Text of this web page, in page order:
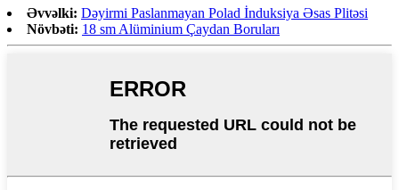
Əvvəlki: Dəyirmi Paslanmayan Polad İnduksiya Əsas Plitəsi
Növbəti: 18 sm Alüminium Çaydan Boruları